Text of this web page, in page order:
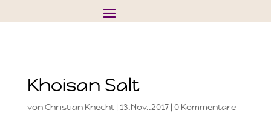
Khoisan Salt
vonChristian Knecht| 13.Nov..2017| 0 Kommentare